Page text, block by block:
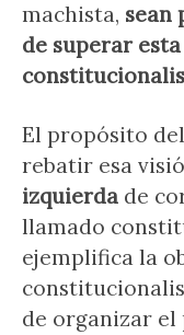
machista, sean
de superar
El propósito
rebatir esa
izquierda de
llamado
ejemplifica la
de organizar